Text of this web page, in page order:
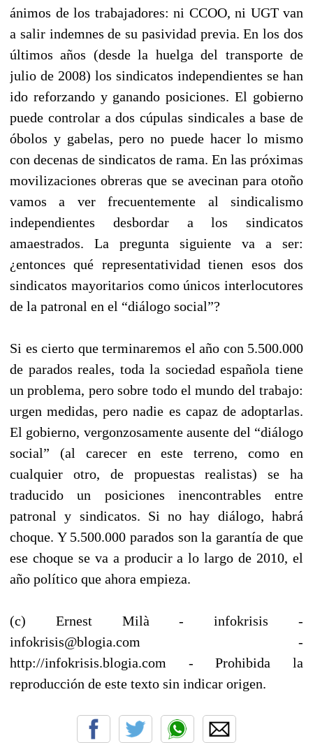
ánimos de los trabajadores: ni CCOO, ni UGT van
a salir indemnes de su pasividad previa. En los dos
últimos años (desde la huelga del transporte de
julio de 2008) los sindicatos independientes se han
ido reforzando y ganando posiciones. El gobierno
puede controlar a dos cúpulas sindicales a base de
óbolos y gabelas, pero no puede hacer lo mismo
con decenas de sindicatos de rama. En las próximas
movilizaciones obreras que se avecinan para otoño
vamos a ver frecuentemente al sindicalismo
independientes desbordar a los sindicatos
amaestrados. La pregunta siguiente va a ser:
¿entonces qué representatividad tienen esos dos
sindicatos mayoritarios como únicos interlocutores
de la patronal en el “diálogo social”?
Si es cierto que terminaremos el año con 5.500.000
de parados reales, toda la sociedad española tiene
un problema, pero sobre todo el mundo del trabajo:
urgen medidas, pero nadie es capaz de adoptarlas.
El gobierno, vergonzosamente ausente del “diálogo
social” (al carecer en este terreno, como en
cualquier otro, de propuestas realistas) se ha
traducido un posiciones inencontrables entre
patronal y sindicatos. Si no hay diálogo, habrá
choque. Y 5.500.000 parados son la garantía de que
ese choque se va a producir a lo largo de 2010, el
año político que ahora empieza.
(c) Ernest Milà - infokrisis -
infokrisis@blogia.com -
http://infokrisis.blogia.com - Prohibida la
reproducción de este texto sin indicar origen.